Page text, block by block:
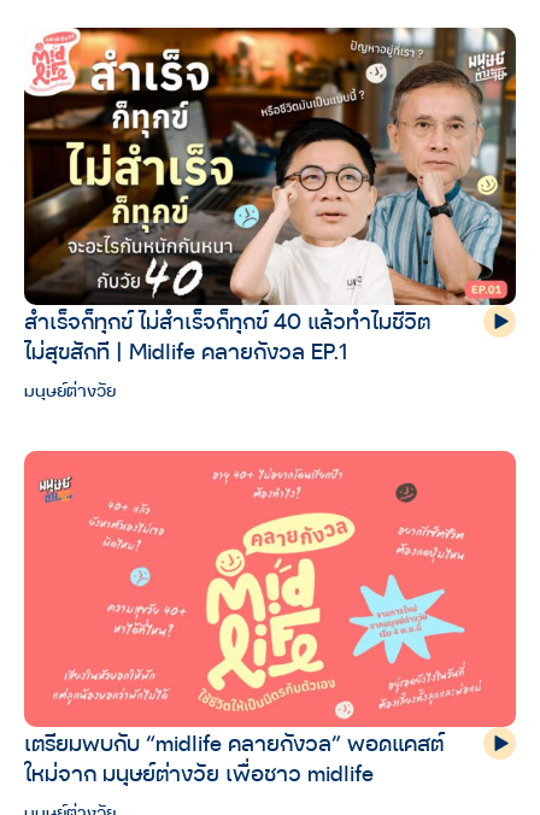
สำเร็จก็ทุกข์ ไม่สำเร็จก็ทุกข์ 40 แล้วทำไมชีวิต
ไม่สุขสักที | Midlife คลายกังวล EP.1
มนุษย์ต่างวัย
เตรียมพบกับ “midlife คลายกังวล” พอดแคสต์
ใหม่จาก มนุษย์ต่างวัย เพื่อชาว midlife